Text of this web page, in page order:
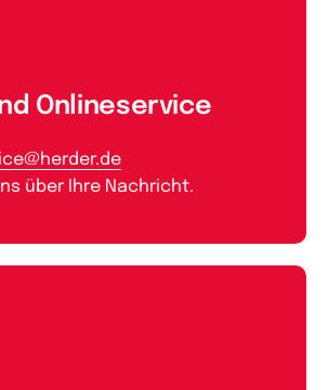
Onlineservice
über Ihre Nachricht.